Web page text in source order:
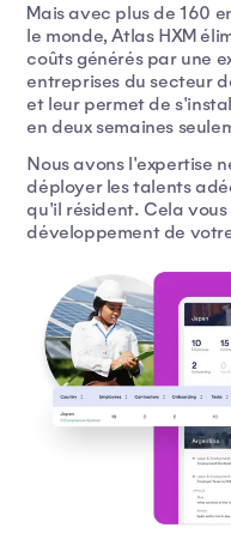
Mais avec plus de 160
le monde, Atlas HXM
coûts générés par une
entreprises du secteur
et leur permet de
en deux semaines
Nous avons l'expertise
déployer les talents
qu'il résident. Cela
développement de